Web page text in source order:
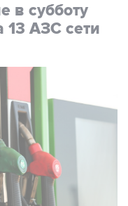
в субботу
13 АЗС сети